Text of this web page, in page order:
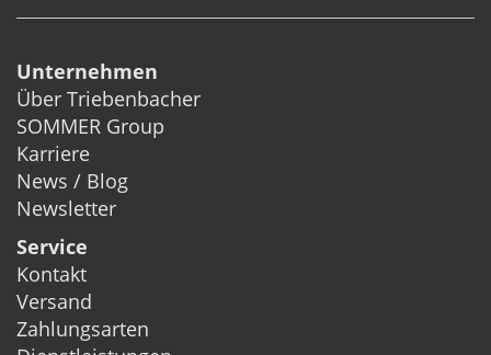
Unternehmen
Über Triebenbacher
SOMMER Group
Karriere
News / Blog
Newsletter
Service
Kontakt
Versand
Zahlungsarten